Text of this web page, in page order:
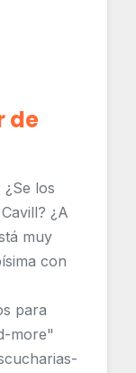
de
los
¿A
muy
con
para
more"